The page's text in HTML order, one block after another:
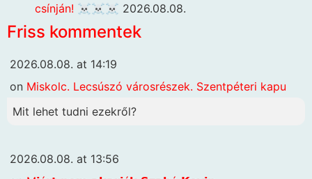
csínján! ☠️☠️☠️ 2026.08.08.
Friss kommentek
2026.08.08. at 14:19
on Miskolc. Lecsúszó városrészek. Szentpéteri kapu
Mit lehet tudni ezekről?
2026.08.08. at 13:56